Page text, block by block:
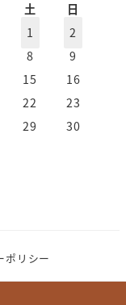
土
日
1
2
8
9
15
16
22
23
29
30
ポリシー